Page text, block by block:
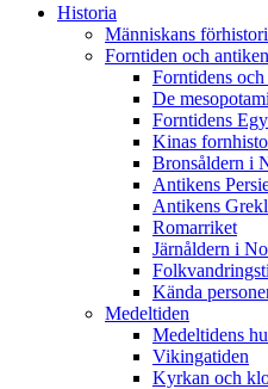
Historia
Människans
Forntiden och antiken
Forntidens
De
Forntidens
Kinas
Bronsåldern i
Antikens
Antikens
Romarriket
Järnåldern i
Kända
Medeltiden
Medeltidens
Vikingatiden
Kyrkan och